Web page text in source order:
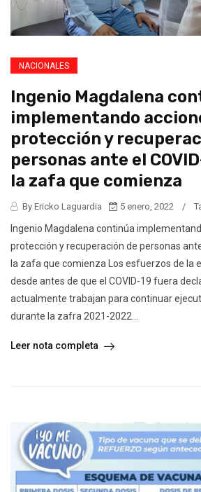
NACIONALES
Ingenio Magdalena
implementando
protección y
personas ante el
la zafa que comienza
By Ericko Laguardia 5 enero, 2022 /
Ingenio Magdalena continúa
protección y recuperación de personas
la zafa que comienza Los esfuerzos de la
desde antes de que el COVID-19 fuera
actualmente trabajan para continuar
durante la zafra 2021-2022...
Leer nota completa